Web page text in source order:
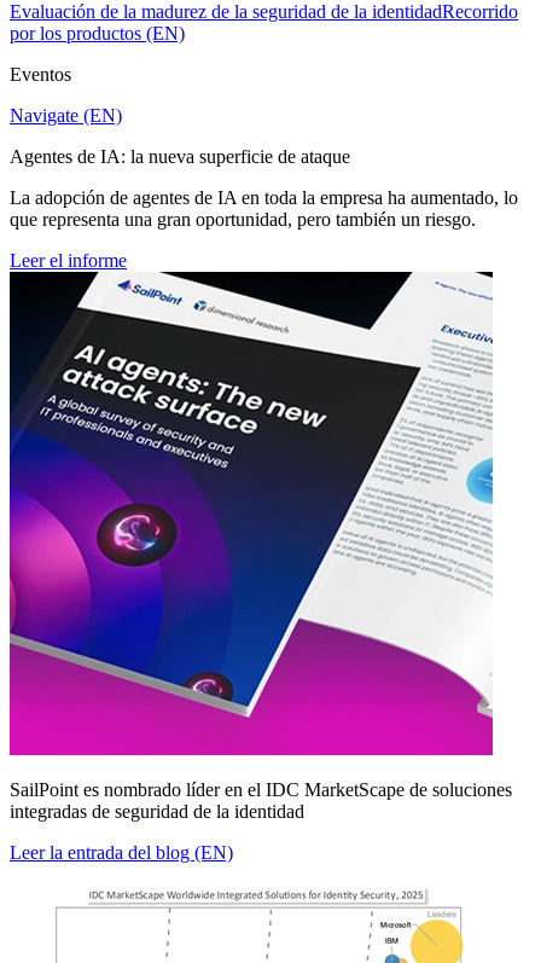
Evaluación de la madurez de la seguridad de la identidadRecorrido
por los productos (EN)
Eventos
Navigate (EN)
Agentes de IA: la nueva superficie de ataque
La adopción de agentes de IA en toda la empresa ha aumentado, lo
que representa una gran oportunidad, pero también un riesgo.
Leer el informe
SailPoint es nombrado líder en el IDC MarketScape de soluciones
integradas de seguridad de la identidad
Leer la entrada del blog (EN)